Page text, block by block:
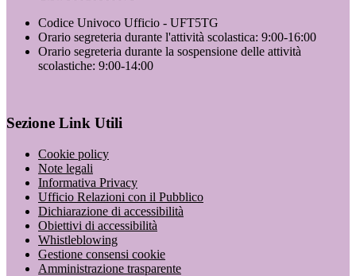
Codice Univoco Ufficio - UFT5TG
Orario segreteria durante l'attività scolastica: 9:00-16:00
Orario segreteria durante la sospensione delle attività
scolastiche: 9:00-14:00
Sezione Link Utili
Cookie policy
Note legali
Informativa Privacy
Ufficio Relazioni con il Pubblico
Dichiarazione di accessibilità
Obiettivi di accessibilità
Whistleblowing
Gestione consensi cookie
Amministrazione trasparente